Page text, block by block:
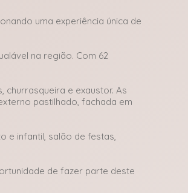
uma experiência única de
na região. Com 62
e exaustor. As
pastilhado, fachada em
e infantil, salão de festas,
de fazer parte deste